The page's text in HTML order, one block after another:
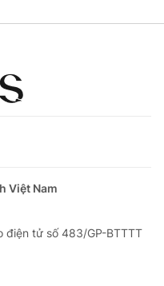
Việt Nam
điện tử số 483/GP-BTTTT